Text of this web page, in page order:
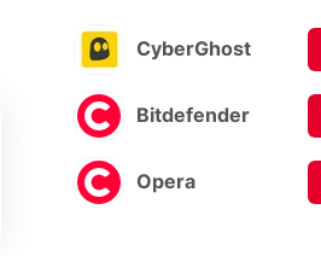
CyberGhost
Bitdefender
Opera